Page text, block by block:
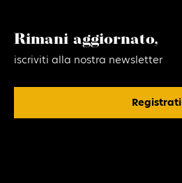
Rimani aggiornato,
iscriviti alla nostra newsletter
Registrati